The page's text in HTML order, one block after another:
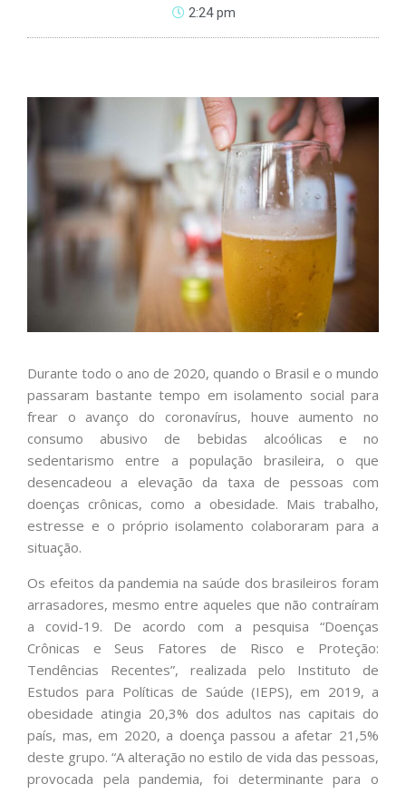
2:24 pm
Durante todo o ano de 2020, quando o Brasil e o mundo
passaram bastante tempo em isolamento social para
frear o avanço do coronavírus, houve aumento no
consumo abusivo de bebidas alcoólicas e no
sedentarismo entre a população brasileira, o que
desencadeou a elevação da taxa de pessoas com
doenças crônicas, como a obesidade. Mais trabalho,
estresse e o próprio isolamento colaboraram para a
situação.
Os efeitos da pandemia na saúde dos brasileiros foram
arrasadores, mesmo entre aqueles que não contraíram
a covid-19. De acordo com a pesquisa “Doenças
Crônicas e Seus Fatores de Risco e Proteção:
Tendências Recentes”, realizada pelo Instituto de
Estudos para Políticas de Saúde (IEPS), em 2019, a
obesidade atingia 20,3% dos adultos nas capitais do
país, mas, em 2020, a doença passou a afetar 21,5%
deste grupo. “A alteração no estilo de vida das pessoas,
provocada pela pandemia, foi determinante para o